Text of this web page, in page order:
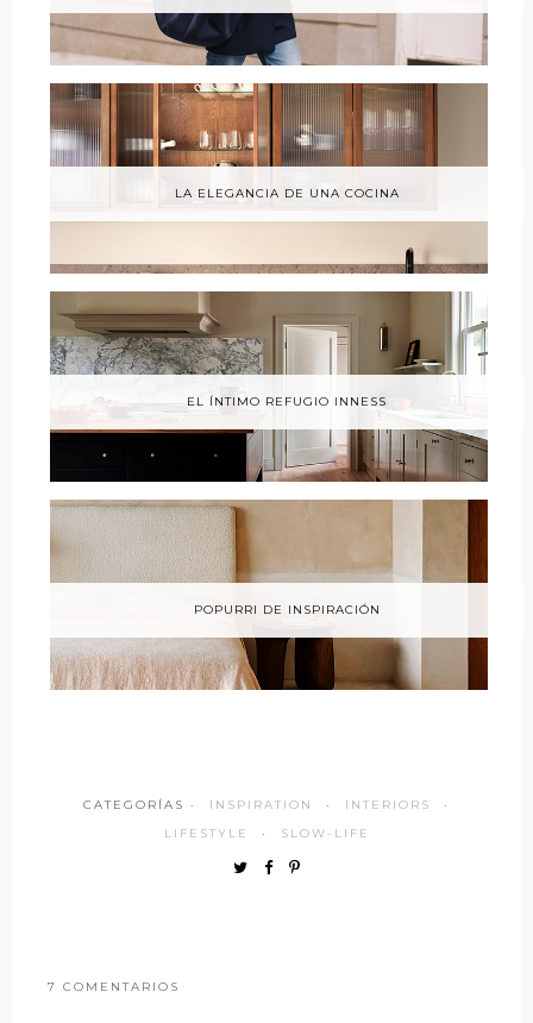
LA ELEGANCIA DE UNA COCINA
EL ÍNTIMO REFUGIO INNESS
POPURRI DE INSPIRACIÓN
CATEGORÍAS · INSPIRATION · INTERIORS
·
LIFESTYLE
· SLOW-LIFE
7 COMENTARIOS